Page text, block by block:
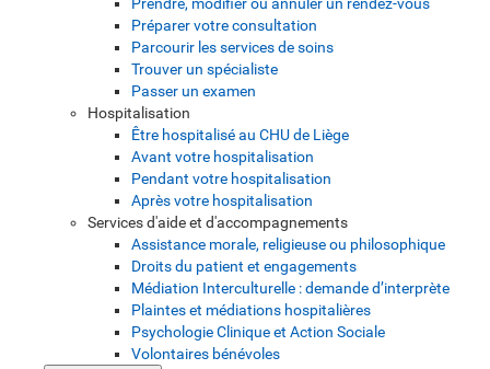
Préparer votre consultation
Parcourir les services de soins
Trouver un spécialiste
Passer un examen
Hospitalisation
Être hospitalisé au CHU de Liège
Avant votre hospitalisation
Pendant votre hospitalisation
Après votre hospitalisation
Services d'aide et d'accompagnements
Assistance morale, religieuse ou philosophique
Droits du patient et engagements
Médiation Interculturelle : demande d’interprète
Plaintes et médiations hospitalières
Psychologie Clinique et Action Sociale
Volontaires bénévoles